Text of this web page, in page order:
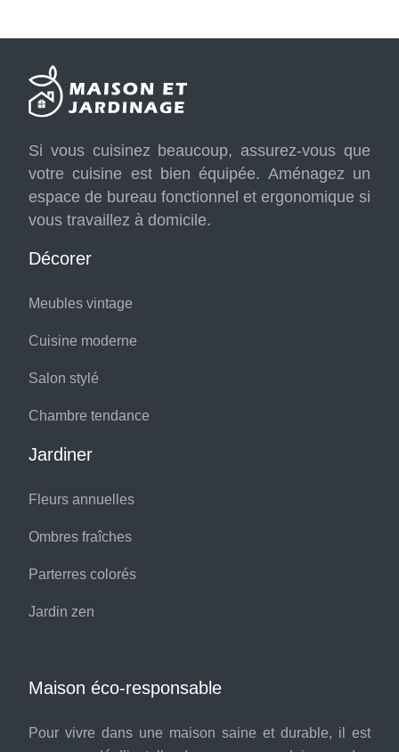
Si vous cuisinez beaucoup, assurez-vous que
votre cuisine est bien équipée. Aménagez un
espace de bureau fonctionnel et ergonomique si
vous travaillez à domicile.
Décorer
Meubles vintage
Cuisine moderne
Salon stylé
Chambre tendance
Jardiner
Fleurs annuelles
Ombres fraîches
Parterres colorés
Jardin zen
Maison éco-responsable
Pour vivre dans une maison saine et durable, il est